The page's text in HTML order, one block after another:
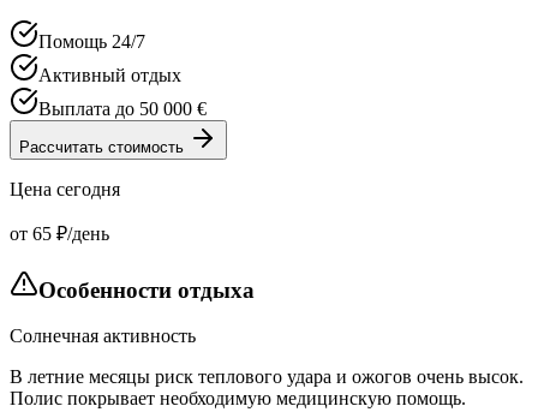
Помощь 24/7
Активный отдых
Выплата до 50 000 €
Рассчитать стоимость
Цена сегодня
от 65 ₽/день
Особенности отдыха
Солнечная активность
В летние месяцы риск теплового удара и ожогов очень высок.
Полис покрывает необходимую медицинскую помощь.